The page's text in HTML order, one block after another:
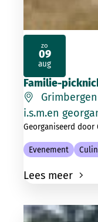
Familie-
Grimbergen
i.s.m.en
Georganiseerd door
Evenement
Lees meer
zo
09
aug
2026